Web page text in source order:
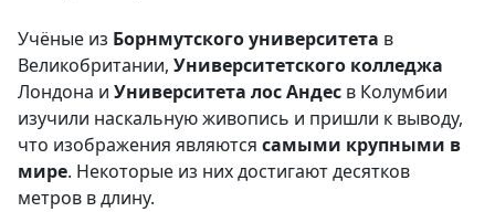
Учёные из Борнмутского университета в
Великобритании, Университетского колледжа
Лондона и Университета лос Андес в Колумбии
изучили наскальную живопись и пришли к выводу,
что изображения являются самыми крупными в
мире. Некоторые из них достигают десятков
метров в длину.